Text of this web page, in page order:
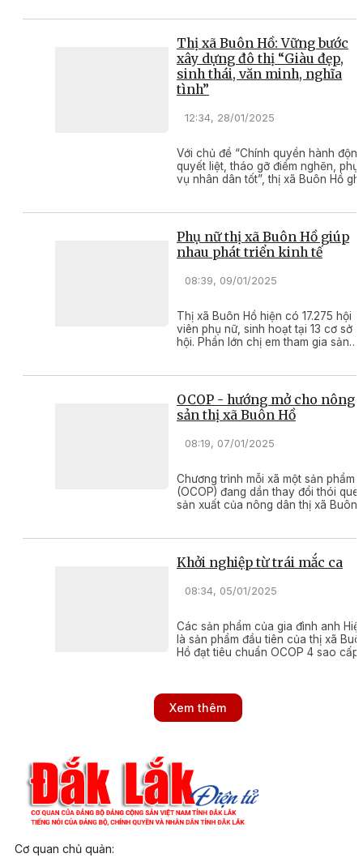
Drông, thị xã Buôn Hồ).
Thị xã Buôn Hồ: Vững bước
xây dựng đô thị “Giàu đẹp,
sinh thái, văn minh, nghĩa
tình”
12:34, 28/01/2025
Với chủ đề “Chính quyền hành động
quyết liệt, tháo gỡ điểm nghẽn,
vụ nhân dân tốt”, thị xã Buôn Hồ ghi
Phụ nữ thị xã Buôn Hồ giúp
nhau phát triển kinh tế
08:39, 09/01/2025
Thị xã Buôn Hồ hiện có 17.275 hội
viên phụ nữ, sinh hoạt tại 13 cơ sở
hội. Phần lớn chị em tham gia sản
OCOP - hướng mở cho nông
sản thị xã Buôn Hồ
08:19, 07/01/2025
Chương trình mỗi xã một sản phẩm
(OCOP) đang dần thay đổi thói
sản xuất của nông dân thị xã Buôn
Khởi nghiệp từ trái mắc ca
08:34, 05/01/2025
Các sản phẩm của gia đình anh
là sản phẩm đầu tiên của thị xã
Hồ đạt tiêu chuẩn OCOP 4 sao cấp
Xem thêm
Cơ quan chủ quản: